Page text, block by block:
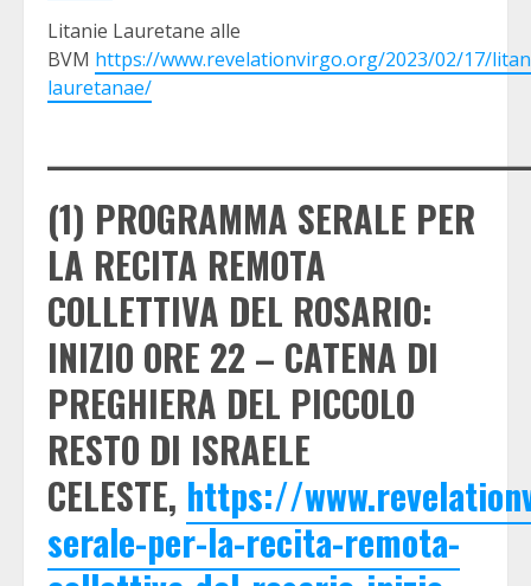
Litanie Lauretane alle
BVM https://www.revelationvirgo.org/2023/02/17/
lauretanae/
(1) PROGRAMMA SERALE PER
LA RECITA REMOTA
COLLETTIVA DEL ROSARIO:
INIZIO ORE 22 – CATENA DI
PREGHIERA DEL PICCOLO
RESTO DI ISRAELE
CELESTE, https://
serale-per-la-recita-remota-